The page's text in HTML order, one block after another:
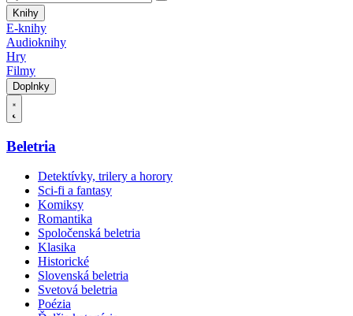
Knihy
E-knihy
Audioknihy
Hry
Filmy
Doplnky
Beletria
Detektívky, trilery a horory
Sci-fi a fantasy
Komiksy
Romantika
Spoločenská beletria
Klasika
Historické
Slovenská beletria
Svetová beletria
Poézia